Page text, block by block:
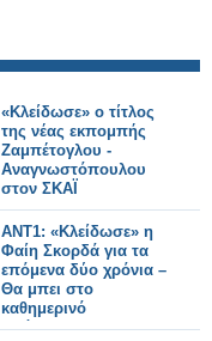
«Κλείδωσε» ο τίτλος
της νέας εκπομπής
Ζαμπέτογλου -
Αναγνωστόπουλου
στον ΣΚΑΪ
ANT1: «Κλείδωσε» η
Φαίη Σκορδά για τα
επόμενα δύο χρόνια –
Θα μπει στο
καθημερινό
πρόγραμμα;